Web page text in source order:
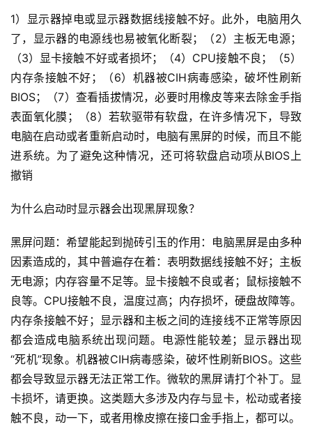
1）显示器掉电或显示器数据线接触不好。 此外，电脑用久
了，显示器的电源线也易被氧化断裂；
（2）主板无电源；
（3）显卡接触不好或者损坏；
（4）CPU接触不良；
（5）
内存条接触不好；
（6）机器被CIH病毒感染，破坏性刷新
BIOS；
（7）查看插拔情况，必要时用橡皮等来去除金手指
表面氧化膜；
（8）若软驱带有软盘，在许多情况下，导致
电脑在启动或者重新启动时，电脑有黑屏的时候，而且不能
进系统。 为了避免这种情况，还可将软盘启动项从BIOS上
撤销
为什么启动时显示器会出现黑屏现象？
黑屏问题：希望能起到抛砖引玉的作用：电脑黑屏是由多种
因素造成的，其中普遍存在着：表明数据线接触不好； 主板
无电源； 内存容量不足等。 显卡接触不良或者； 鼠标接触不
良等。 CPU接触不良，温度过高； 内存损坏，硬盘故障等。
内存条接触不好； 显示器和主板之间的连接线不正常等原因
都会造成电脑系统出现问题。
电源性能较差； 显示器出现
“死机”现象。 机器被CIH病毒感染，破坏性刷新BIOS。 这些
都会导致显示器无法正常工作。微软的黑屏请打个补丁。 显
卡损坏，请更换。 这类题大多涉及内存与显卡，松动或者接
触不良，动一下，或者用橡皮擦在接口金手指上，都可以。